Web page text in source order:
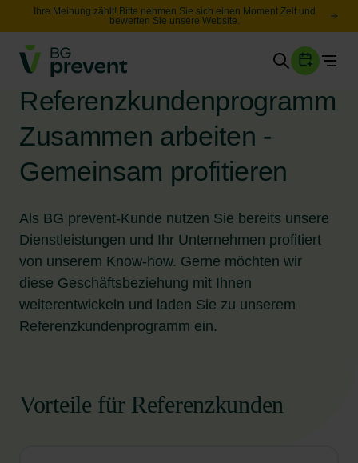
Ihre Meinung zählt! Bitte nehmen Sie sich einen Moment Zeit und
bewerten Sie unsere Website.
Gesundheit
Sicherheit
Karriere
Suche
Leichte Sprache
Referenzkundenprogramm
Zusammen arbeiten -
Gemeinsam profitieren
Als BG prevent-Kunde nutzen Sie bereits unsere
Dienstleistungen und Ihr Unternehmen profitiert
von unserem Know-how. Gerne möchten wir
diese Geschäftsbeziehung mit Ihnen
weiterentwickeln und laden Sie zu unserem
Referenzkundenprogramm ein.
Vorteile für Referenzkunden